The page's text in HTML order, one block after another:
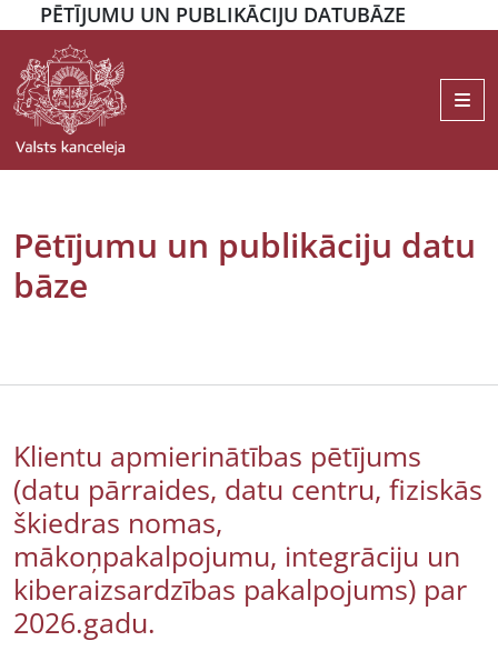
PĒTĪJUMU UN PUBLIKĀCIJU DATUBĀZE
Pētījumu un publikāciju datu
bāze
Klientu apmierinātības pētījums
(datu pārraides, datu centru, fiziskās
škiedras nomas,
mākoņpakalpojumu, integrāciju un
kiberaizsardzības pakalpojums) par
2026.gadu.